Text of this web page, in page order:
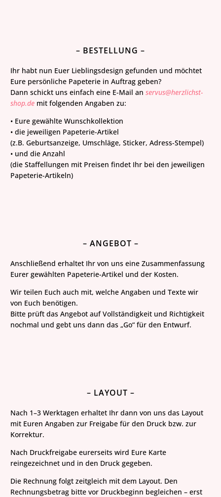
– BESTELLUNG –
Ihr habt nun Euer Lieblingsdesign gefunden und möchtet
Eure persönliche Papeterie in Auftrag geben?
Dann schickt uns einfach eine E-Mail anservus@herzlichst-
shop.de mit folgenden Angaben zu:
• Eure gewählte Wunschkollektion
• die jeweiligen Papeterie-Artikel
(z.B. Geburtsanzeige, Umschläge, Sticker, Adress-Stempel)
• und die Anzahl
(die Staffellungen mit Preisen findet Ihr bei den jeweiligen
Papeterie-Artikeln)
– ANGEBOT –
Anschließend erhaltet Ihr von uns eine Zusammenfassung
Eurer gewählten Papeterie-Artikel und der Kosten.
Wir teilen Euch auch mit, welche Angaben und Texte wir
von Euch benötigen.
Bitte prüft das Angebot auf Vollständigkeit und Richtigkeit
nochmal und gebt uns dann das „Go“ für den Entwurf.
– LAYOUT –
Nach 1–3 Werktagen erhaltet Ihr dann von uns das Layout
mit Euren Angaben zur Freigabe für den Druck bzw. zur
Korrektur.
Nach Druckfreigabe eurerseits wird Eure Karte
reingezeichnet und in den Druck gegeben.
Die Rechnung folgt zeitgleich mit dem Layout. Den
Rechnungsbetrag bitte vor Druckbeginn begleichen – erst